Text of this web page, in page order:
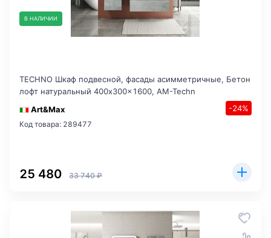
В НАЛИЧИИ
TECHNO Шкаф подвесной, фасады асимметричные, Бетон
лофт натуральный 400x300x1600, AM-Techn
Art&Max
-24%
Код товара: 289477
25 480 33 740 ₽